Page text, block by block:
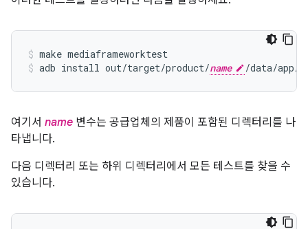
make mediaframeworktest
adb install out/target/product/name /data/app/
여기서 name 변수는 공급업체의 제품이 포함된 디렉터리를 나
타냅니다.
다음 디렉터리 또는 하위 디렉터리에서 모든 테스트를 찾을 수
있습니다.